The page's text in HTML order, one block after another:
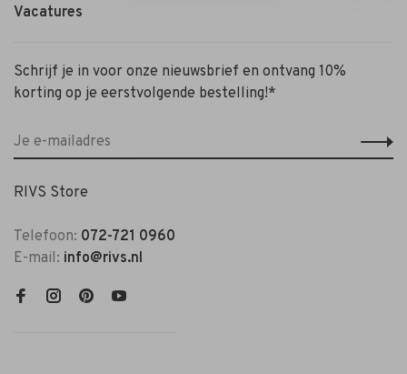
Vacatures
Schrijf je in voor onze nieuwsbrief en ontvang 10%
korting op je eerstvolgende bestelling!*
RIVS Store
Telefoon: 072-721 0960
E-mail: info@rivs.nl